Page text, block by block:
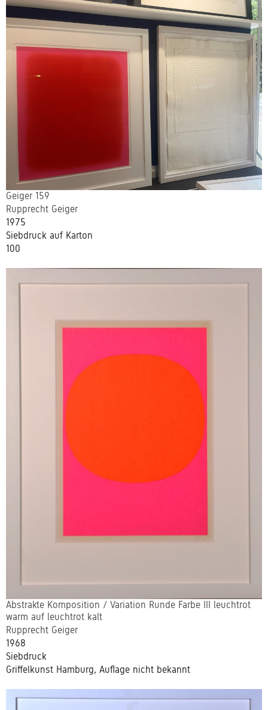
Geiger 159
Rupprecht Geiger
1975
Siebdruck auf Karton
100
Abstrakte Komposition / Variation Runde Farbe III leuchtrot
warm auf leuchtrot kalt
Rupprecht Geiger
1968
Siebdruck
Griffelkunst Hamburg, Auflage nicht bekannt